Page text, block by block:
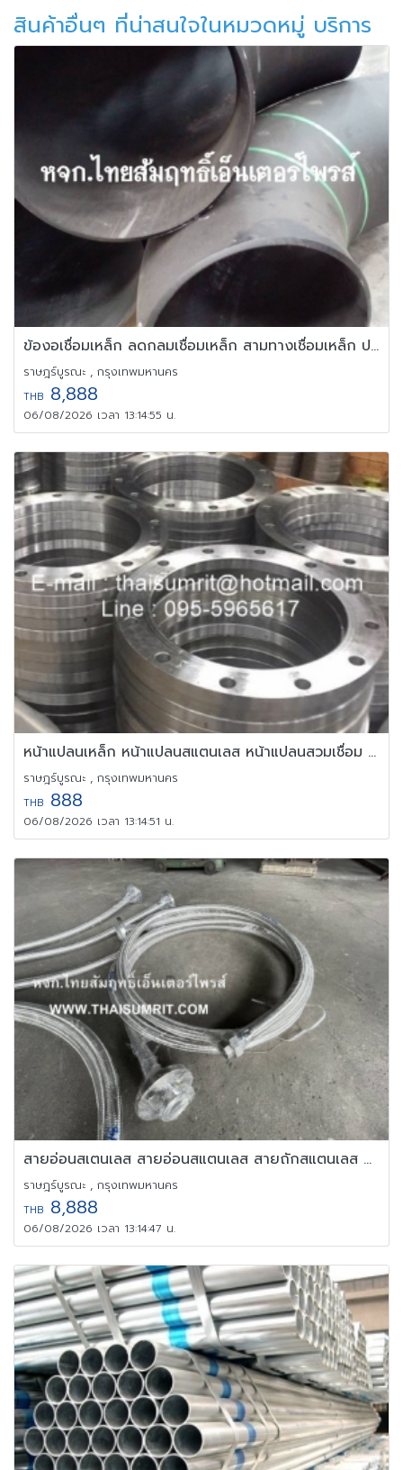
สินค้าอื่นๆ ที่น่าสนใจในหมวดหมู่ บริการ
ข้องอเชื่อมเหล็ก ลดกลมเชื่อมเหล็ก สามทางเชื่อมเหล็ก ประปา กาวาไนซ
ราษฎร์บูรณะ , กรุงเทพมหานคร
THB 8,888
06/08/2026 เวลา 13:14:55 น.
หน้าแปลนเหล็ก หน้าแปลนสแตนเลส หน้าแปลนสวมเชื่อม แปลนเกลียว
ราษฎร์บูรณะ , กรุงเทพมหานคร
THB 888
06/08/2026 เวลา 13:14:51 น.
สายอ่อนสเตนเลส สายอ่อนสแตนเลส สายถักสแตนเลส ข้อต่ออ่อนสแตนเลส
ราษฎร์บูรณะ , กรุงเทพมหานคร
THB 8,888
06/08/2026 เวลา 13:14:47 น.